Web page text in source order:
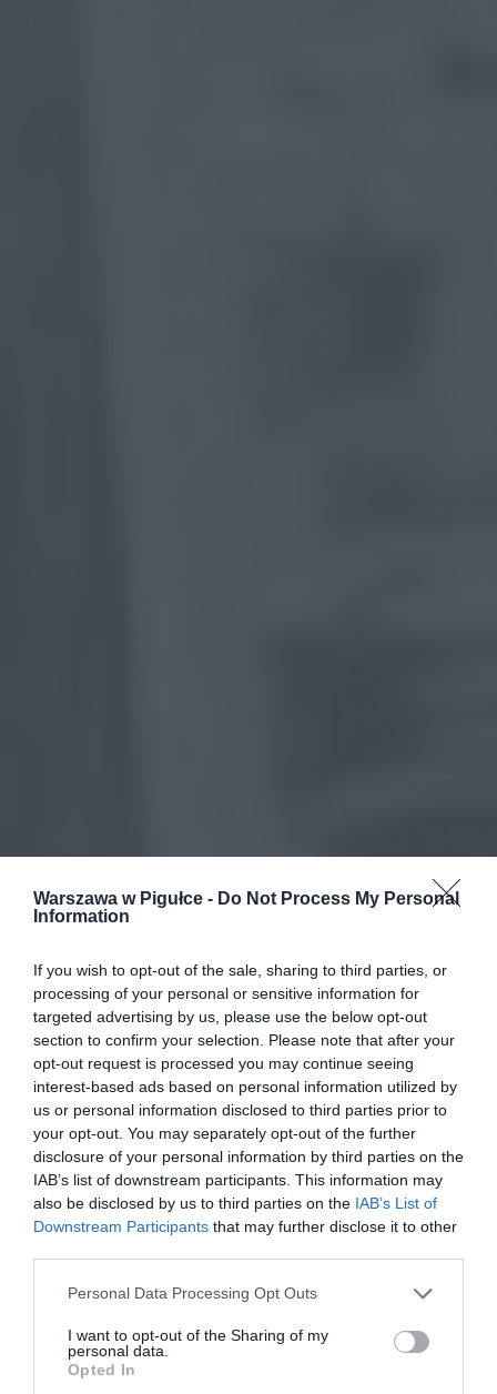
Warszawa w Pigułce - Do Not Process My Personal
Information
If you wish to opt-out of the sale, sharing to third parties, or
processing of your personal or sensitive information for
targeted advertising by us, please use the below opt-out
section to confirm your selection. Please note that after your
opt-out request is processed you may continue seeing
interest-based ads based on personal information utilized by
us or personal information disclosed to third parties prior to
your opt-out. You may separately opt-out of the further
disclosure of your personal information by third parties on the
IAB’s list of downstream participants. This information may
also be disclosed by us to third parties on the IAB’s List of
Downstream Participants that may further disclose it to other
Personal Data Processing Opt Outs
I want to opt-out of the Sharing of my
personal data.
Opted In